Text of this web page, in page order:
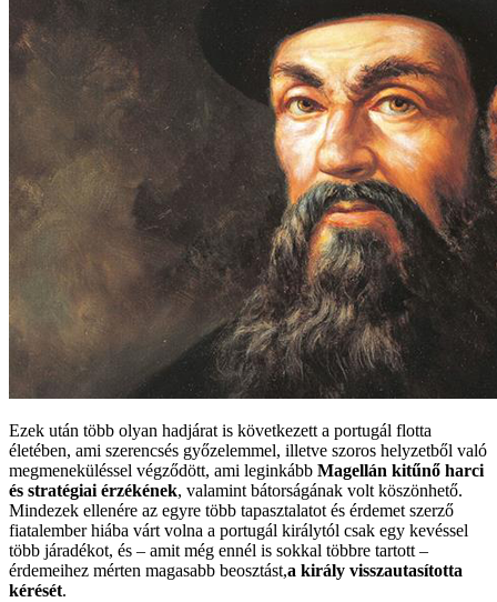
Ezek után több olyan hadjárat is következett a portugál flotta
életében, ami szerencsés győzelemmel, illetve szoros helyzetből való
megmeneküléssel végződött, ami leginkább Magellán kitűnő harci
és stratégiai érzékének, valamint bátorságának volt köszönhető.
Mindezek ellenére az egyre több tapasztalatot és érdemet szerző
fiatalember hiába várt volna a portugál királytól csak egy kevéssel
több járadékot, és – amit még ennél is sokkal többre tartott –
érdemeihez mérten magasabb beosztást,a király visszautasította
kérését.